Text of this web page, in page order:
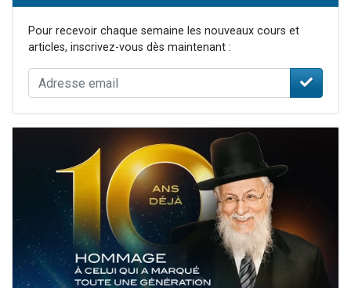
Pour recevoir chaque semaine les nouveaux cours et
articles, inscrivez-vous dès maintenant :